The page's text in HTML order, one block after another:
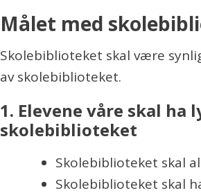
Målet med
Skolebiblioteket skal være
av skolebiblioteket.
1. Elevene våre skal
skolebiblioteket
Skolebiblioteket skal
Skolebiblioteket skal